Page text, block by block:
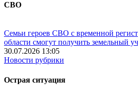
СВО
Семьи героев СВО с временной
области смогут получить земельный
30.07.2026 13:05
Новости рубрики
Острая ситуация